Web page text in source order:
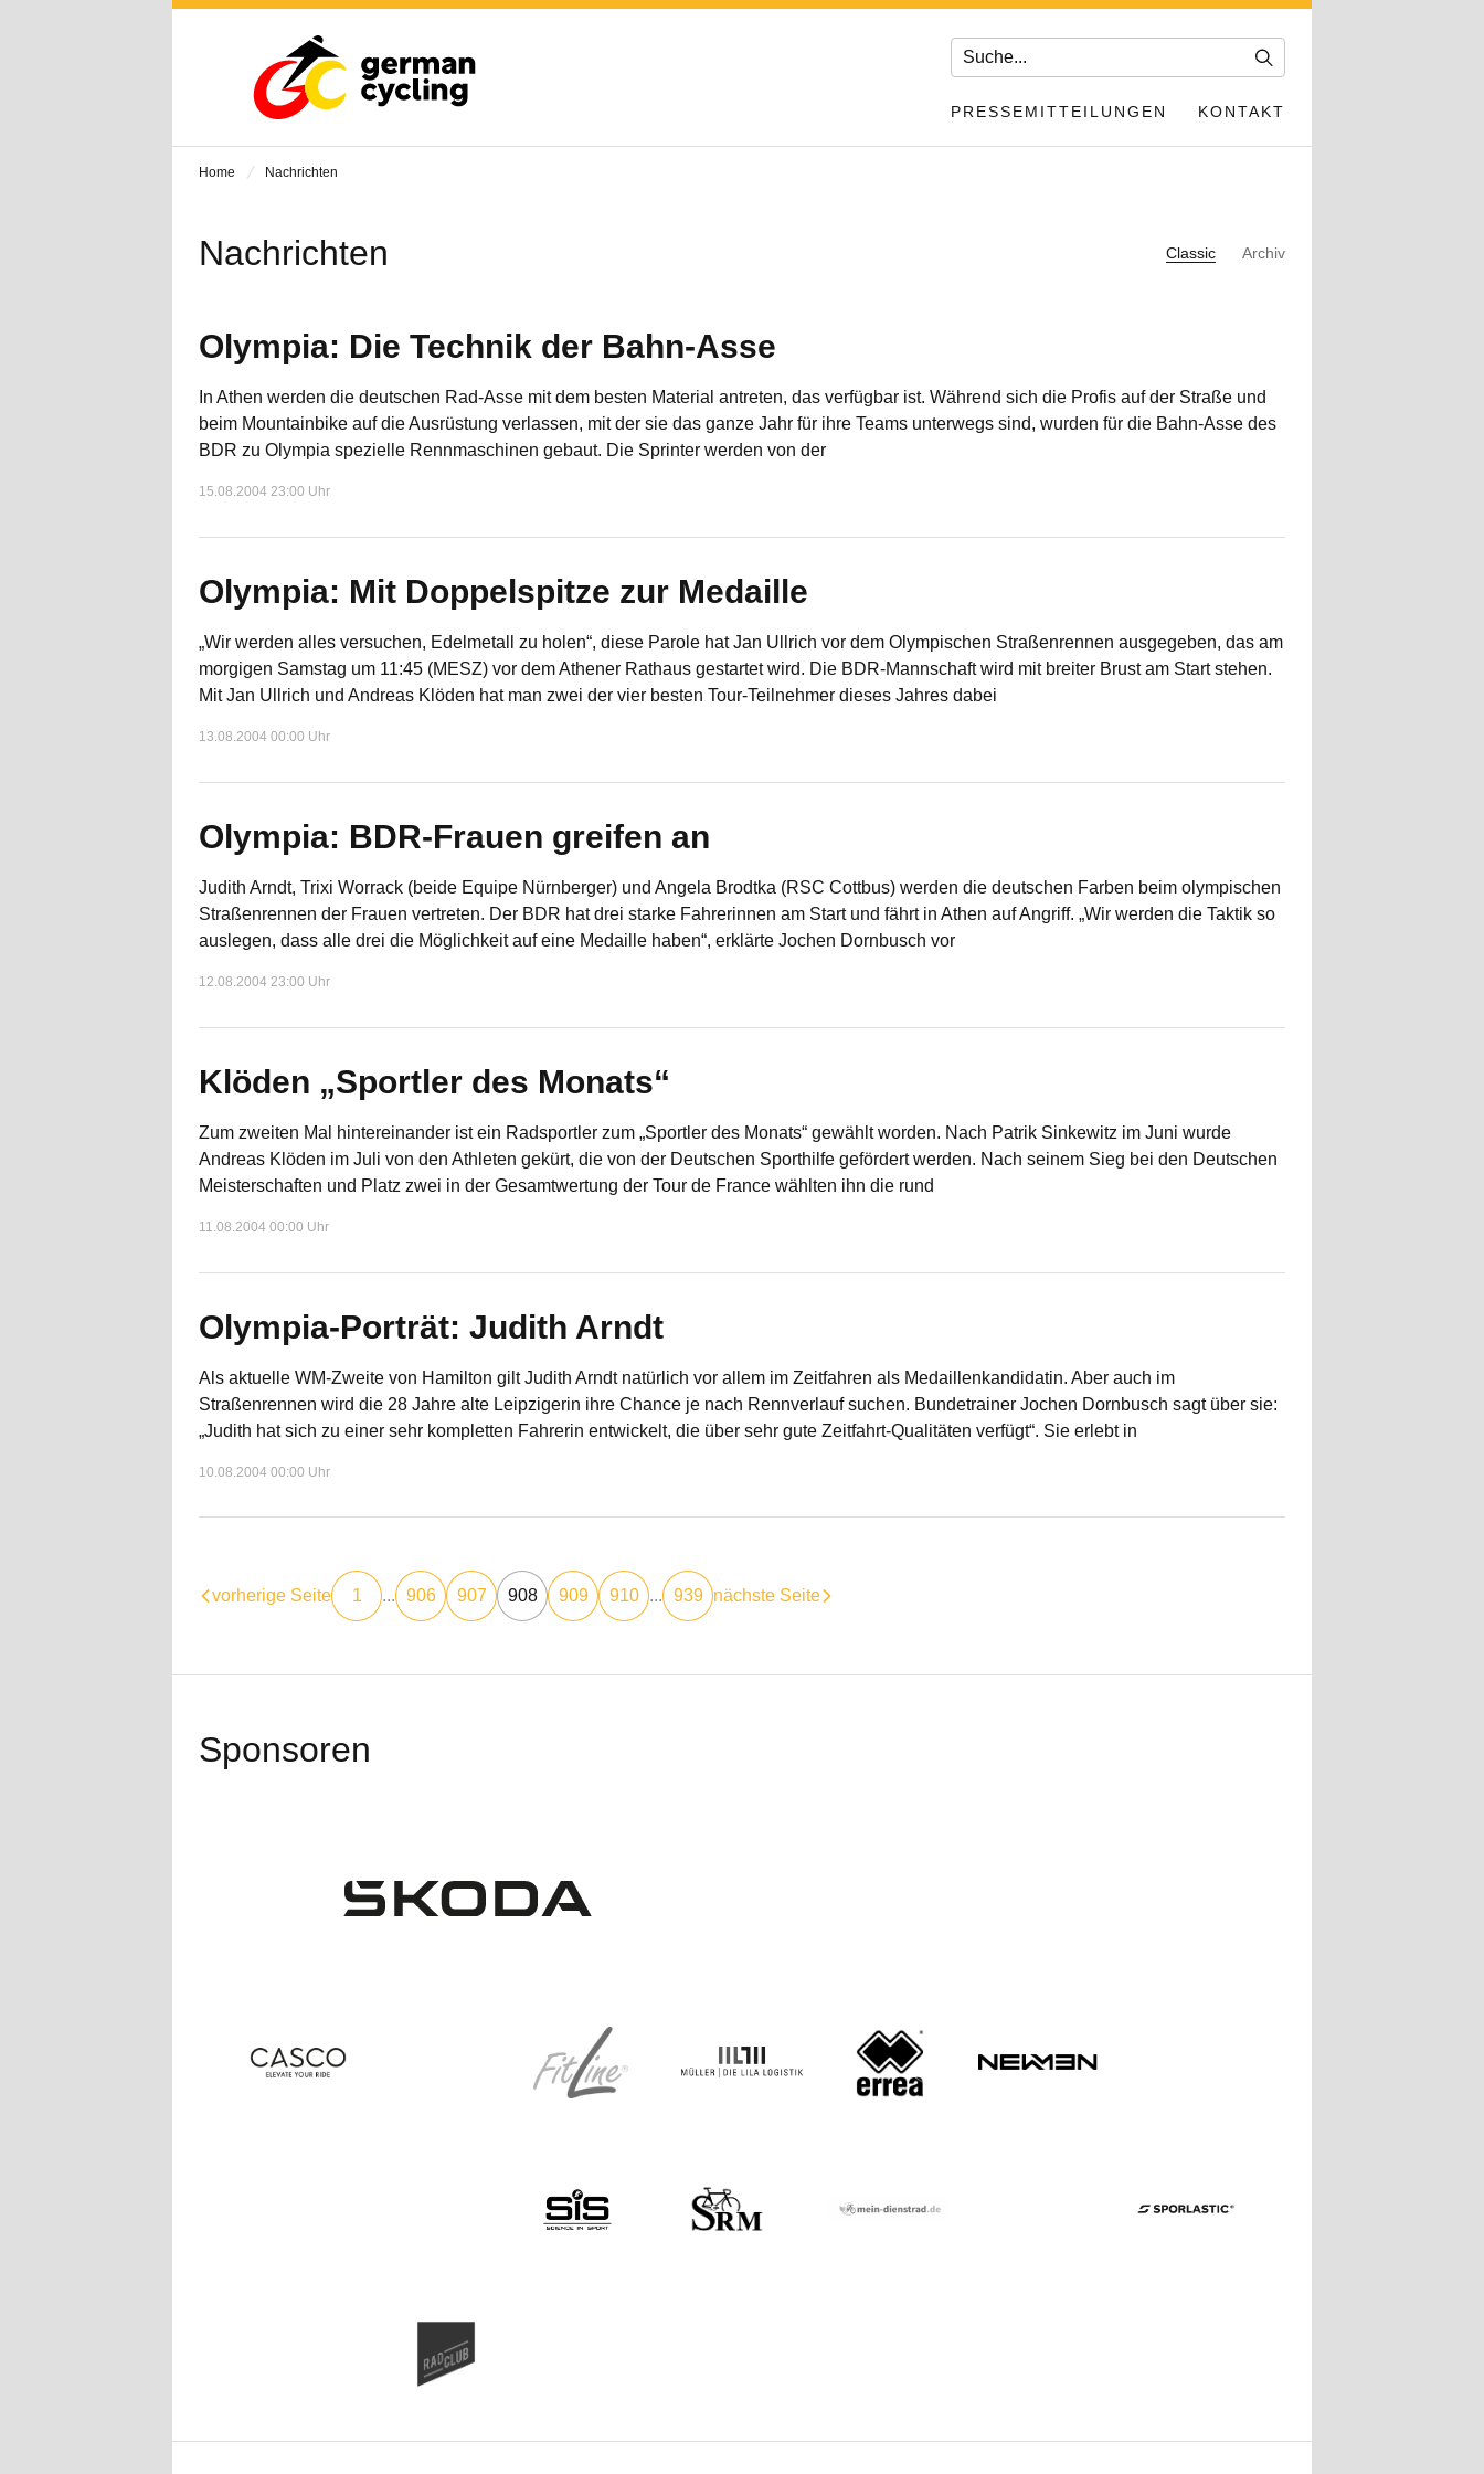
PRESSEMITTEILUNGEN KONTAKT
Home Nachrichten
Nachrichten Classic Archiv
Olympia: Die Technik der Bahn-Asse
In Athen werden die deutschen Rad-Asse mit dem besten Material antreten, das verfügbar ist. Während sich die Profis auf der Straße und
beim Mountainbike auf die Ausrüstung verlassen, mit der sie das ganze Jahr für ihre Teams unterwegs sind, wurden für die Bahn-Asse des
BDR zu Olympia spezielle Rennmaschinen gebaut. Die Sprinter werden von der
15.08.2004 23:00 Uhr
Olympia: Mit Doppelspitze zur Medaille
„Wir werden alles versuchen, Edelmetall zu holen“, diese Parole hat Jan Ullrich vor dem Olympischen Straßenrennen ausgegeben, das am
morgigen Samstag um 11:45 (MESZ) vor dem Athener Rathaus gestartet wird. Die BDR-Mannschaft wird mit breiter Brust am Start stehen.
Mit Jan Ullrich und Andreas Klöden hat man zwei der vier besten Tour-Teilnehmer dieses Jahres dabei
13.08.2004 00:00 Uhr
Olympia: BDR-Frauen greifen an
Judith Arndt, Trixi Worrack (beide Equipe Nürnberger) und Angela Brodtka (RSC Cottbus) werden die deutschen Farben beim olympischen
Straßenrennen der Frauen vertreten. Der BDR hat drei starke Fahrerinnen am Start und fährt in Athen auf Angriff. „Wir werden die Taktik so
auslegen, dass alle drei die Möglichkeit auf eine Medaille haben“, erklärte Jochen Dornbusch vor
12.08.2004 23:00 Uhr
Klöden „Sportler des Monats“
Zum zweiten Mal hintereinander ist ein Radsportler zum „Sportler des Monats“ gewählt worden. Nach Patrik Sinkewitz im Juni wurde
Andreas Klöden im Juli von den Athleten gekürt, die von der Deutschen Sporthilfe gefördert werden. Nach seinem Sieg bei den Deutschen
Meisterschaften und Platz zwei in der Gesamtwertung der Tour de France wählten ihn die rund
11.08.2004 00:00 Uhr
Olympia-Porträt: Judith Arndt
Als aktuelle WM-Zweite von Hamilton gilt Judith Arndt natürlich vor allem im Zeitfahren als Medaillenkandidatin. Aber auch im
Straßenrennen wird die 28 Jahre alte Leipzigerin ihre Chance je nach Rennverlauf suchen. Bundetrainer Jochen Dornbusch sagt über sie:
„Judith hat sich zu einer sehr kompletten Fahrerin entwickelt, die über sehr gute Zeitfahrt-Qualitäten verfügt“. Sie erlebt in
10.08.2004 00:00 Uhr
vorherige Seite 1 ... 906 907 908 909 910 ... 939 nächste Seite
Sponsoren